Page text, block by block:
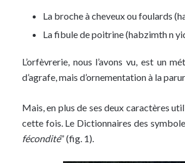
La broche à cheveux ou foulards
La fibule de poitrine (habzimth n
L’orfèvrerie, nous l’avons vu, est un
d’agrafe, mais d’ornementation à la
Mais, en plus de ses deux caractères
cette fois. Le Dictionnaires des
fécondité” (fig. 1).